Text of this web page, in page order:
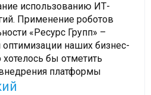
использованию ИТ-
Применение роботов
«Ресурс Групп» –
наших бизнес-
бы отметить
платформы